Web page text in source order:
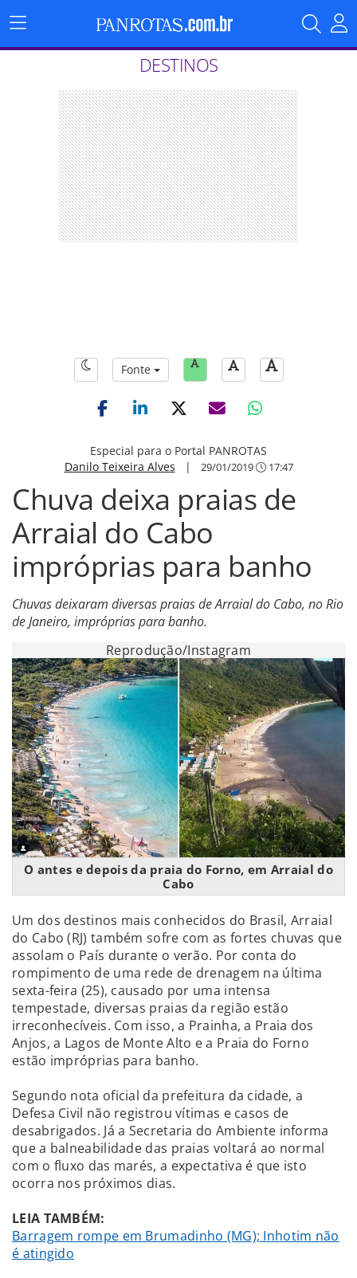
Menu
Principal
DESTINOS
Fonte
Especial para o Portal PANROTAS
Danilo Teixeira Alves | 29/01/2019 17:47
Chuva deixa praias de
Arraial do Cabo
impróprias para banho
Chuvas deixaram diversas praias de Arraial do Cabo, no Rio
de Janeiro, impróprias para banho.
Reprodução/Instagram
O antes e depois da praia do Forno, em Arraial do
Cabo
Um dos destinos mais conhecidos do Brasil, Arraial
do Cabo (RJ) também sofre com as fortes chuvas que
assolam o País durante o verão. Por conta do
rompimento de uma rede de drenagem na última
sexta-feira (25), causado por uma intensa
tempestade, diversas praias da região estão
irreconhecíveis. Com isso, a Prainha, a Praia dos
Anjos, a Lagos de Monte Alto e a Praia do Forno
estão impróprias para banho.
Segundo nota oficial da prefeitura da cidade, a
Defesa Civil não registrou vítimas e casos de
desabrigados. Já a Secretaria do Ambiente informa
que a balneabilidade das praias voltará ao normal
com o fluxo das marés, a expectativa é que isto
ocorra nos próximos dias.
LEIA TAMBÉM:
Barragem rompe em Brumadinho (MG); Inhotim não
é atingido